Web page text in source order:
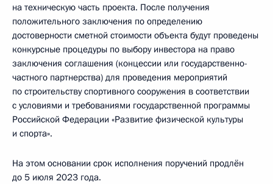
на техническую часть проекта. После получения
положительного заключения по определению
достоверности сметной стоимости объекта будут проведены
конкурсные процедуры по выбору инвестора на право
заключения соглашения (концессии или государственно-
частного партнерства) для проведения мероприятий
по строительству спортивного сооружения в соответствии
с условиями и требованиями государственной программы
Российской Федерации «Развитие физической культуры
и спорта».
На этом основании срок исполнения поручений продлён
до 5 июля 2023 года.